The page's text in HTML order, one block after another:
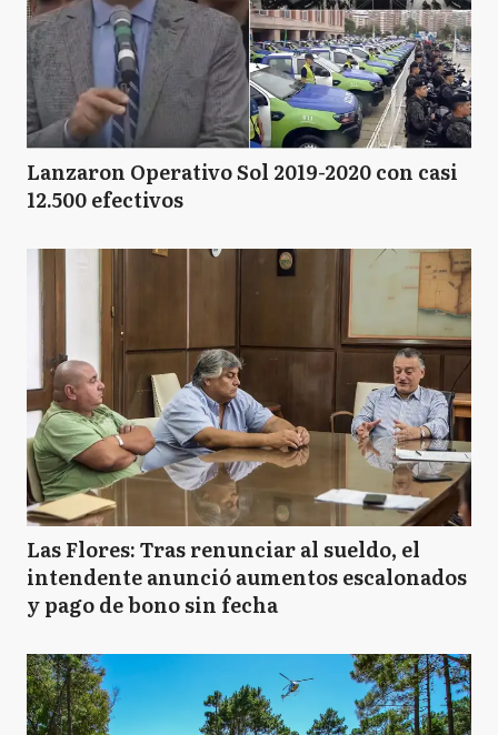
Lanzaron Operativo Sol 2019-2020 con casi
12.500 efectivos
Las Flores: Tras renunciar al sueldo, el
intendente anunció aumentos escalonados
y pago de bono sin fecha